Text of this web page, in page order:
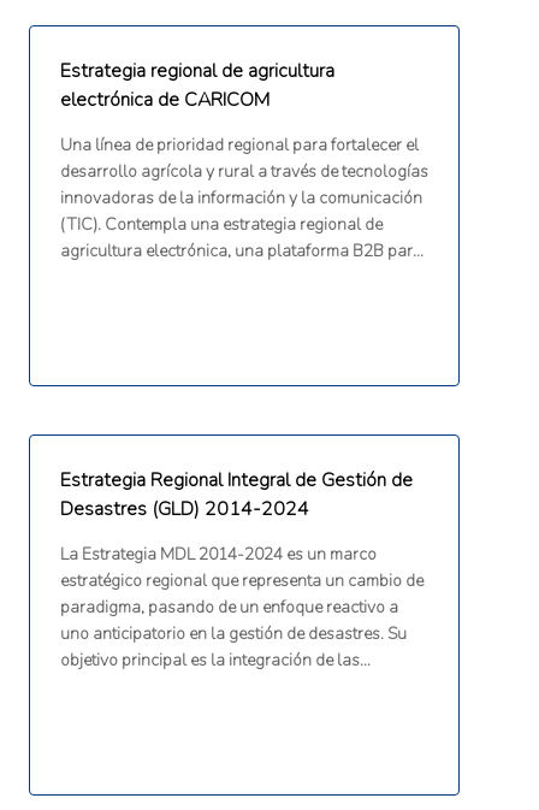
Estrategia regional de agricultura
electrónica de CARICOM
Una línea de prioridad regional para fortalecer el
desarrollo agrícola y rural a través de tecnologías
innovadoras de la información y la comunicación
(TIC). Contempla una estrategia regional de
agricultura electrónica, una plataforma B2B para
inteligente.
Estrategia Regional Integral de Gestión de
Desastres (GLD) 2014-2024
La Estrategia MDL 2014-2024 es un marco
estratégico regional que representa un cambio de
paradigma, pasando de un enfoque reactivo a
uno anticipatorio en la gestión de desastres. Su
objetivo principal es la integración de las
fases del ciclo de desastres: prevención,